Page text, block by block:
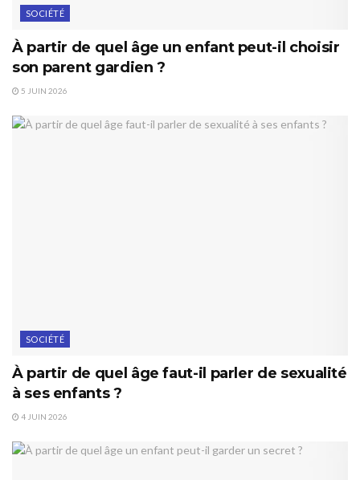
SOCIÉTÉ
À partir de quel âge un enfant peut-il choisir
son parent gardien ?
5 JUIN 2026
SOCIÉTÉ
À partir de quel âge faut-il parler de sexualité
à ses enfants ?
4 JUIN 2026